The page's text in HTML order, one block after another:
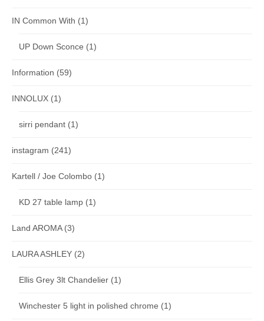
IN Common With (1)
UP Down Sconce (1)
Information (59)
INNOLUX (1)
sirri pendant (1)
instagram (241)
Kartell / Joe Colombo (1)
KD 27 table lamp (1)
Land AROMA(3)
LAURA ASHLEY (2)
Ellis Grey 3lt Chandelier (1)
Winchester 5 light in polished chrome (1)